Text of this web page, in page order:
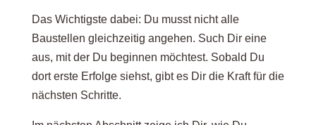
Das Wichtigste dabei: Du musst nicht alle
Baustellen gleichzeitig angehen. Such Dir eine
aus, mit der Du beginnen möchtest. Sobald Du
dort erste Erfolge siehst, gibt es Dir die Kraft für die
nächsten Schritte.